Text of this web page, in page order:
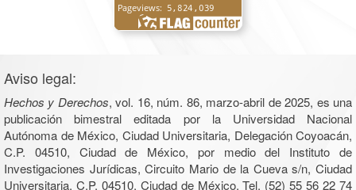
Aviso legal:
Hechos y Derechos, vol. 16, núm. 86, marzo-abril de 2025, es una
publicación bimestral editada por la Universidad Nacional
Autónoma de México, Ciudad Universitaria, Delegación Coyoacán,
C.P. 04510, Ciudad de México, por medio del Instituto de
Investigaciones Jurídicas, Circuito Mario de la Cueva s/n, Ciudad
Universitaria, C.P. 04510, Ciudad de México, Tel. (52) 55 56 22 74